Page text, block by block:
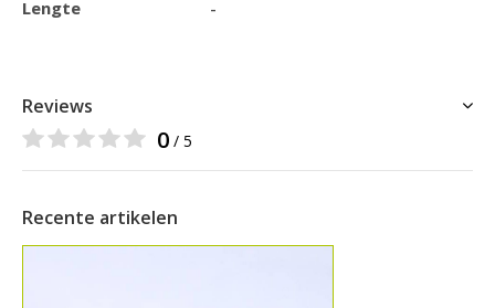
Lengte
-
Reviews
0 / 5
Recente artikelen